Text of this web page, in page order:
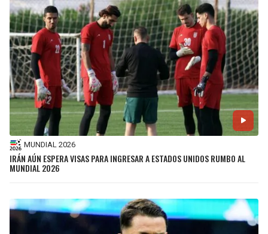
MUNDIAL 2026
IRÁN AÚN ESPERA VISAS PARA INGRESAR A ESTADOS UNIDOS RUMBO AL
MUNDIAL 2026